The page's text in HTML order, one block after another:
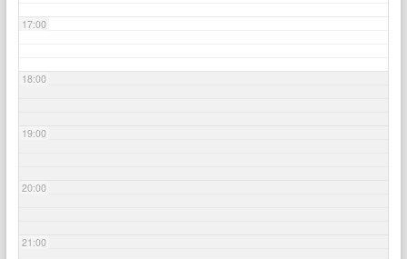
17:00
18:00
19:00
20:00
21:00